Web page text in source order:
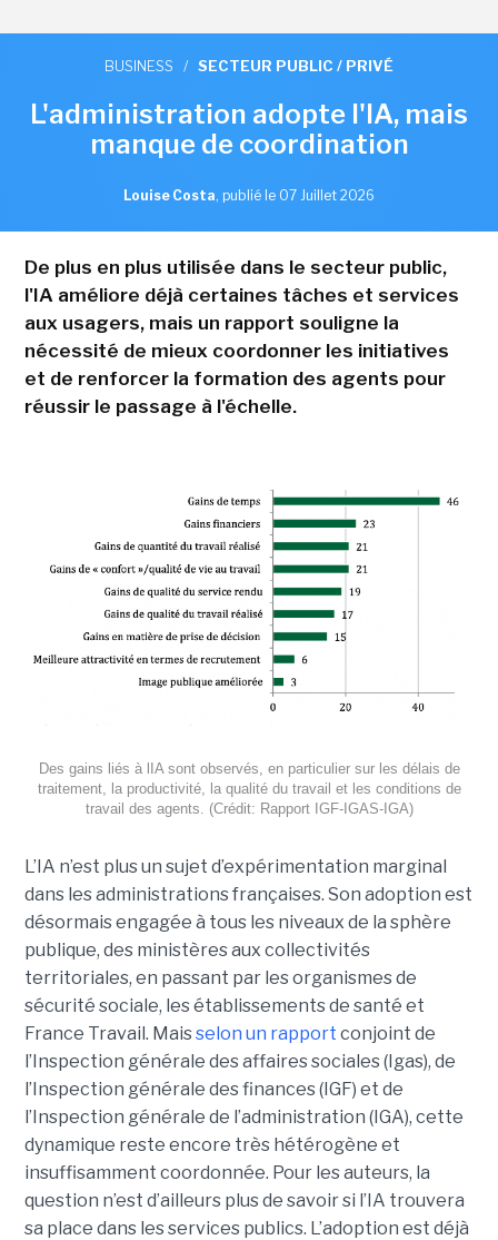
BUSINESS / SECTEUR PUBLIC / PRIVÉ
L'administration adopte l'IA, mais
manque de coordination
Louise Costa, publié le 07 Juillet 2026
De plus en plus utilisée dans le secteur public,
l'IA améliore déjà certaines tâches et services
aux usagers, mais un rapport souligne la
nécessité de mieux coordonner les initiatives
et de renforcer la formation des agents pour
réussir le passage à l'échelle.
Des gains liés à lIA sont observés, en particulier sur les délais de
traitement, la productivité, la qualité du travail et les conditions de
travail des agents. (Crédit: Rapport IGF-IGAS-IGA)
L’IA n’est plus un sujet d’expérimentation marginal
dans les administrations françaises. Son adoption est
désormais engagée à tous les niveaux de la sphère
publique, des ministères aux collectivités
territoriales, en passant par les organismes de
sécurité sociale, les établissements de santé et
France Travail. Maisselon un rapport conjoint de
l’Inspection générale des affaires sociales (Igas), de
l’Inspection générale des finances (IGF) et de
l’Inspection générale de l’administration (IGA), cette
dynamique reste encore très hétérogène et
insuffisamment coordonnée. Pour les auteurs, la
question n’est d’ailleurs plus de savoir si l’IA trouvera
sa place dans les services publics. L’adoption est déjà